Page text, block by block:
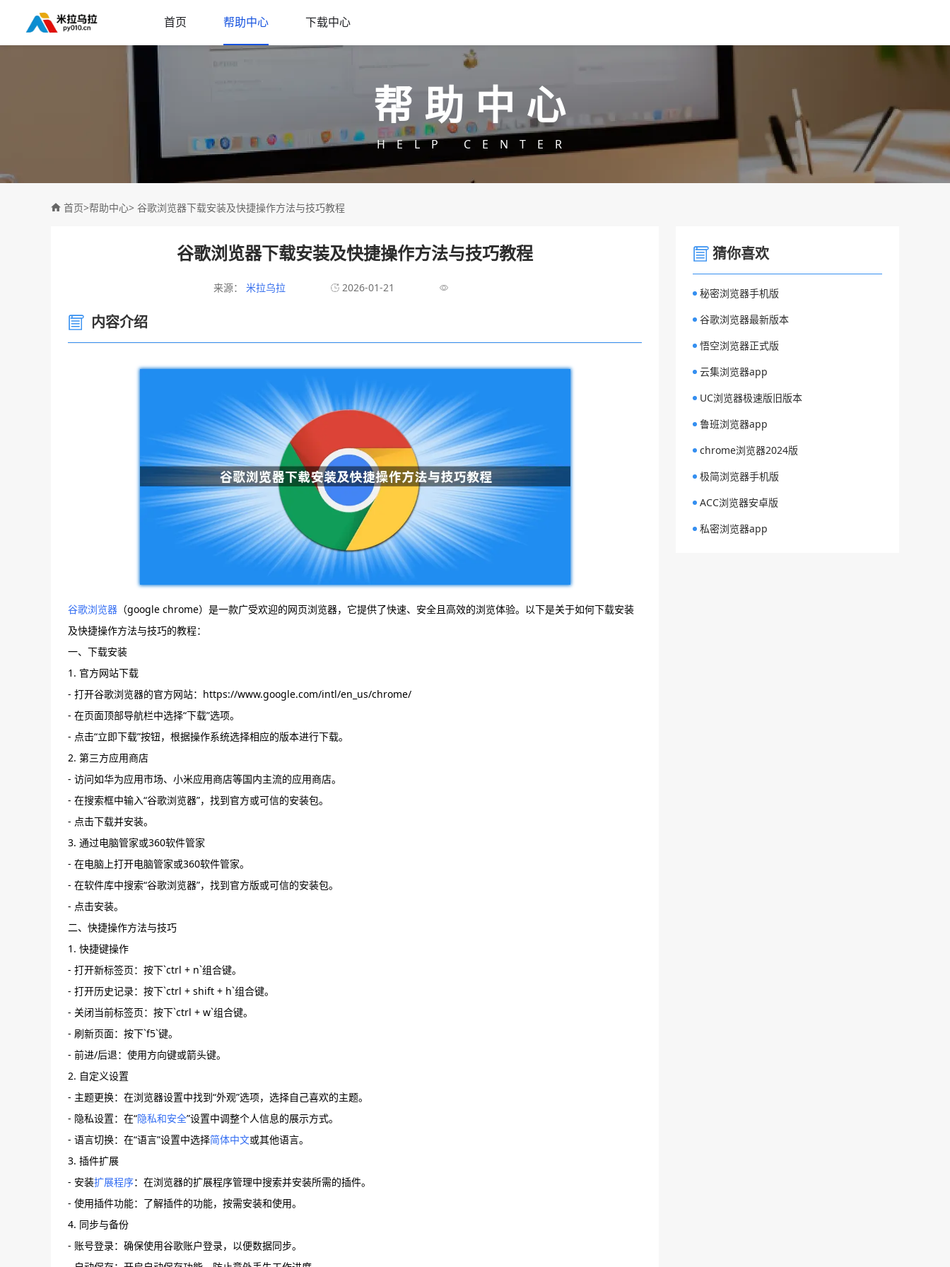
首页 帮助中心 下载中心
帮助中心
HELP CENTER
首页>帮助中心> 谷歌浏览器下载安装及快捷操作方法与技巧教程
谷歌浏览器下载安装及快捷操作方法与技巧教程
来源： 米拉乌拉 2026-01-21
内容介绍
谷歌浏览器 （google chrome）是一款广受欢迎的网页浏览器，它提供了快速、安全且高效的浏览体验。以下是关于如何下载安装
及快捷操作方法与技巧的教程：
一、下载安装
1. 官方网站下载
- 打开谷歌浏览器的官方网站：https://www.google.com/intl/en_us/chrome/
- 在页面顶部导航栏中选择“下载”选项。
- 点击“立即下载”按钮，根据操作系统选择相应的版本进行下载。
2. 第三方应用商店
- 访问如华为应用市场、小米应用商店等国内主流的应用商店。
- 在搜索框中输入“谷歌浏览器”，找到官方或可信的安装包。
- 点击下载并安装。
3. 通过电脑管家或360软件管家
- 在电脑上打开电脑管家或360软件管家。
- 在软件库中搜索“谷歌浏览器”，找到官方版或可信的安装包。
- 点击安装。
二、快捷操作方法与技巧
1. 快捷键操作
- 打开新标签页：按下`ctrl + n`组合键。
- 打开历史记录：按下`ctrl + shift + h`组合键。
- 关闭当前标签页：按下`ctrl + w`组合键。
- 刷新页面：按下`f5`键。
- 前进/后退：使用方向键或箭头键。
2. 自定义设置
- 主题更换：在浏览器设置中找到“外观”选项，选择自己喜欢的主题。
- 隐私设置：在“隐私和安全”设置中调整个人信息的展示方式。
- 语言切换：在“语言”设置中选择简体中文或其他语言。
3. 插件扩展
- 安装扩展程序：在浏览器的扩展程序管理中搜索并安装所需的插件。
- 使用插件功能：了解插件的功能，按需安装和使用。
4. 同步与备份
- 账号登录：确保使用谷歌账户登录，以便数据同步。
猜你喜欢
秘密浏览器手机版
谷歌浏览器最新版本
悟空浏览器正式版
云集浏览器app
UC浏览器极速版旧版本
鲁班浏览器app
chrome浏览器2024版
极简浏览器手机版
ACC浏览器安卓版
私密浏览器app